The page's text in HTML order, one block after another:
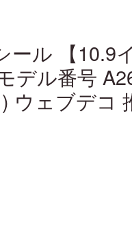
ール 【10.9
デル番号
ウェブデ